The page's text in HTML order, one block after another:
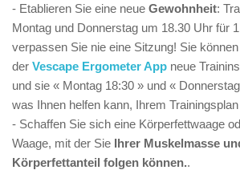
- Etablieren Sie eine neue Gewohnheit:
Montag und Donnerstag um 18.30 Uhr für
verpassen Sie nie eine Sitzung! Sie
der Vescape Ergometer App neue
und sie « Montag 18:30 » und «
was Ihnen helfen kann, Ihrem
- Schaffen Sie sich eine Körperfettwaage
Waage, mit der Sie Ihrer Muskelmasse
Körperfettanteil folgen können..